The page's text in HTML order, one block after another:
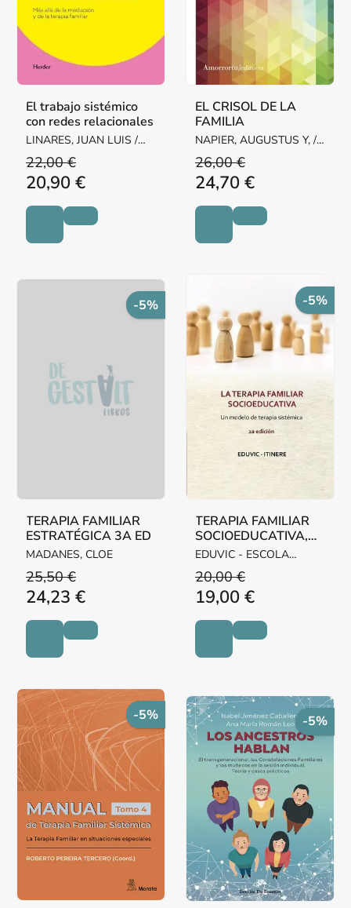
El trabajo sistémico
con redes relacionales
LINARES, JUAN LUIS /
MASTROPAOLO, LIA
22,00 €
20,90 €
EL CRISOL DE LA
FAMILIA
NAPIER, AUGUSTUS Y, /
WHITAKER, CARL A,
26,00 €
24,70 €
-5%
TERAPIA FAMILIAR
ESTRATÉGICA 3A ED
MADANES, CLOE
25,50 €
24,23 €
-5%
TERAPIA FAMILIAR
SOCIOEDUCATIVA,
LA
EDUVIC - ESCOLA
ITINERE
20,00 €
19,00 €
-5% -5%